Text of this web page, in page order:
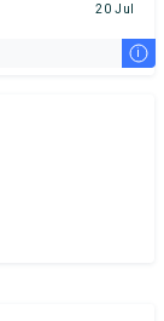
20 Jul
i